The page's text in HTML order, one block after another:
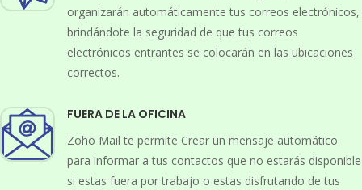
organizarán automáticamente tus correos electrónicos,
brindándote la seguridad de que tus correos
electrónicos entrantes se colocarán en las ubicaciones
correctos.
FUERA DE LA OFICINA
Zoho Mail te permite Crear un mensaje automático
para informar a tus contactos que no estarás disponible
si estas fuera por trabajo o estas disfrutando de tus